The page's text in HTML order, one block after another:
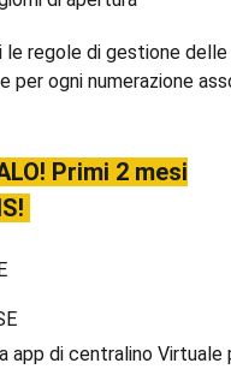
le regole di gestione delle
per ogni numerazione
Primi 2 mesi
app di centralino Virtuale